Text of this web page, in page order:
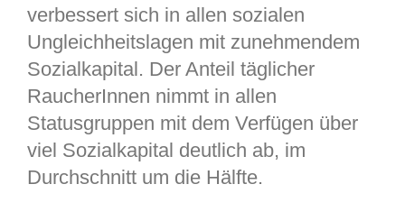
verbessert sich in allen sozialen
Ungleichheitslagen mit zunehmendem
Sozialkapital. Der Anteil täglicher
RaucherInnen nimmt in allen
Statusgruppen mit dem Verfügen über
viel Sozialkapital deutlich ab, im
Durchschnitt um die Hälfte.